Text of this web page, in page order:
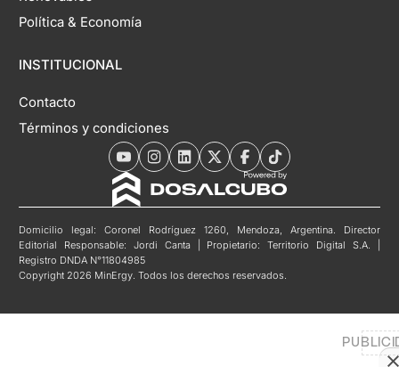
Política & Economía
INSTITUCIONAL
Contacto
Términos y condiciones
Domicilio legal: Coronel Rodríguez 1260, Mendoza, Argentina. Director
Editorial Responsable: Jordi Canta | Propietario: Territorio Digital S.A. |
Registro DNDA N°11804985
Copyright 2026 MinErgy. Todos los derechos reservados.